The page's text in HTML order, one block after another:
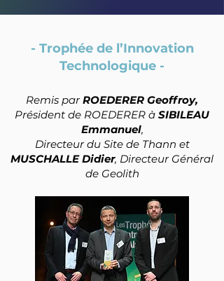
- Trophée de l’Innovation
Technologique -
Remis parROEDERER Geoffroy,
Président de ROEDERER à SIBILEAU
Emmanuel,
Directeur du Site de Thann et
MUSCHALLE Didier, Directeur Général
de Geolith